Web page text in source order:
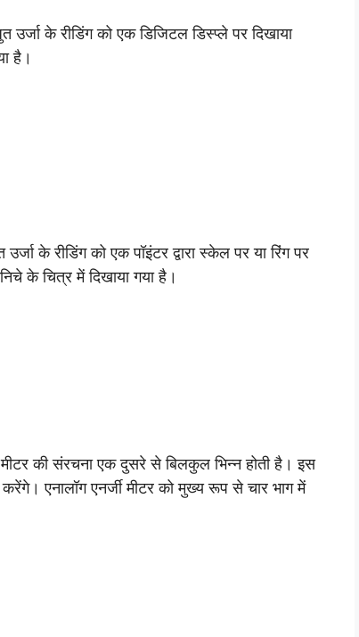
उर्जा के रीडिंग को एक डिजिटल डिस्प्ले पर दिखाया
है।
के रीडिंग को एक पॉइंटर द्वारा स्केल पर या रिंग पर
निचे के चित्र में दिखाया गया है।
मीटर की संरचना एक दुसरे से बिलकुल भिन्न होती है। इस
एनालॉग एनर्जी मीटर को मुख्य रूप से चार भाग में